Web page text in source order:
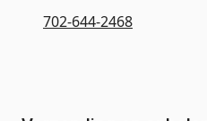
702-644-2468